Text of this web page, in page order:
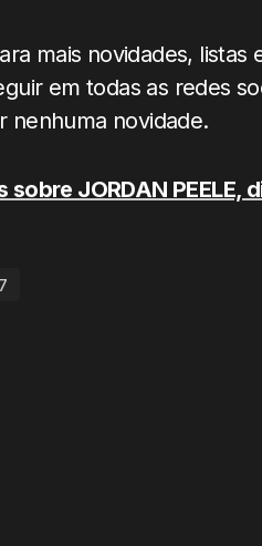
mais novidades,
em todas as redes
nenhuma novidade.
JORDAN PEELE,